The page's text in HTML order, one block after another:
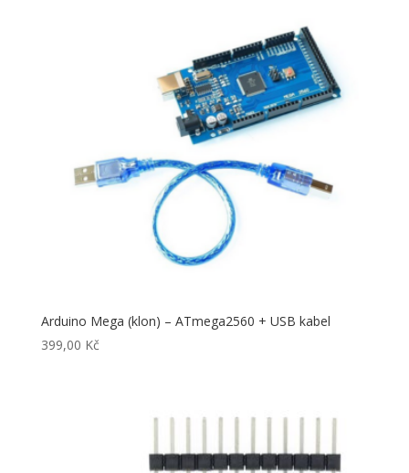
Arduino Mega (klon) – ATmega2560 + USB kabel
399,00 Kč